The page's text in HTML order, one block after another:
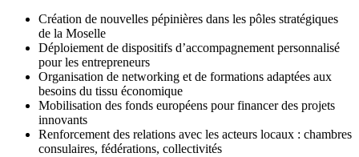
Création de nouvelles pépinières dans les pôles stratégiques
de la Moselle
Déploiement de dispositifs d’accompagnement personnalisé
pour les entrepreneurs
Organisation de networking et de formations adaptées aux
besoins du tissu économique
Mobilisation des fonds européens pour financer des projets
innovants
Renforcement des relations avec les acteurs locaux : chambres
consulaires, fédérations, collectivités